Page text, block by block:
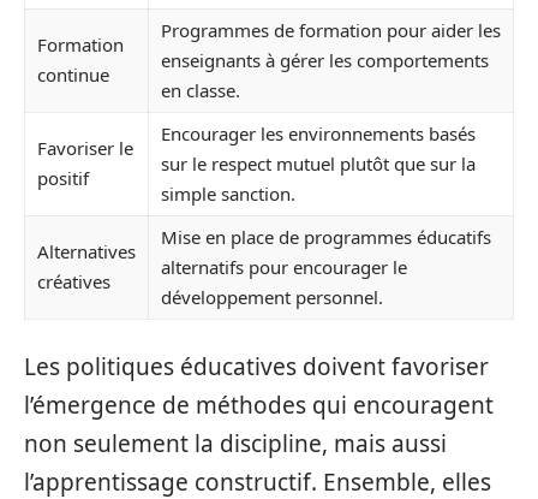
Formation
continue
Programmes de formation pour aider les
enseignants à gérer les comportements
en classe.
Favoriser le
positif
Encourager les environnements basés
sur le respect mutuel plutôt que sur la
simple sanction.
Alternatives
créatives
Mise en place de programmes éducatifs
alternatifs pour encourager le
développement personnel.
Les politiques éducatives doivent favoriser
l’émergence de méthodes qui encouragent
non seulement la discipline, mais aussi
l’apprentissage constructif. Ensemble, elles